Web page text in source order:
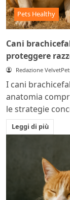
Pets Healthy
Cani
proteggere
Redazione
I cani
anatomia
le strategie
Leggi di più